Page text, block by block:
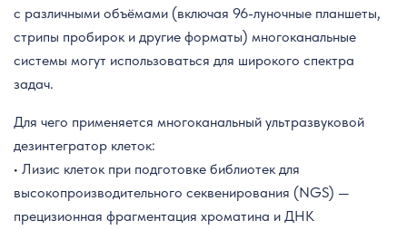
с различными объёмами (включая 96-луночные планшеты,
стрипы пробирок и другие форматы) многоканальные
системы могут использоваться для широкого спектра
задач.
Для чего применяется многоканальный ультразвуковой
дезинтегратор клеток:
• Лизис клеток при подготовке библиотек для
высокопроизводительного секвенирования (NGS) —
прецизионная фрагментация хроматина и ДНК